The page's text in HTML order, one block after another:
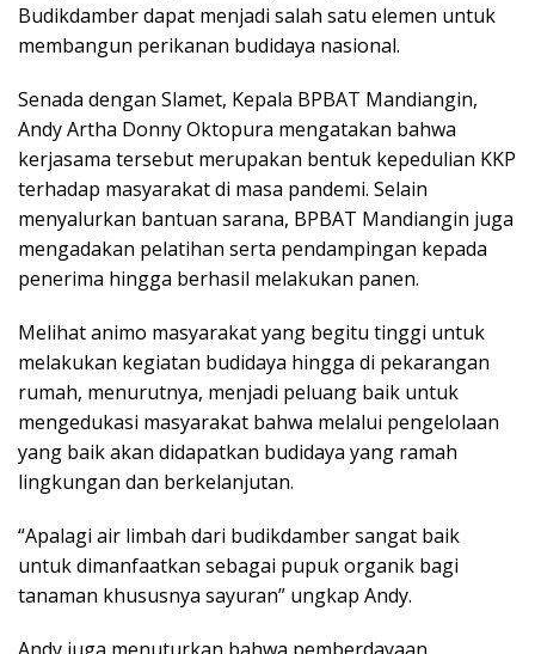
Budikdamber dapat menjadi salah satu elemen untuk
membangun perikanan budidaya nasional.
Senada dengan Slamet, Kepala BPBAT Mandiangin,
Andy Artha Donny Oktopura mengatakan bahwa
kerjasama tersebut merupakan bentuk kepedulian KKP
terhadap masyarakat di masa pandemi. Selain
menyalurkan bantuan sarana, BPBAT Mandiangin juga
mengadakan pelatihan serta pendampingan kepada
penerima hingga berhasil melakukan panen.
Melihat animo masyarakat yang begitu tinggi untuk
melakukan kegiatan budidaya hingga di pekarangan
rumah, menurutnya, menjadi peluang baik untuk
mengedukasi masyarakat bahwa melalui pengelolaan
yang baik akan didapatkan budidaya yang ramah
lingkungan dan berkelanjutan.
“Apalagi air limbah dari budikdamber sangat baik
untuk dimanfaatkan sebagai pupuk organik bagi
tanaman khususnya sayuran” ungkap Andy.